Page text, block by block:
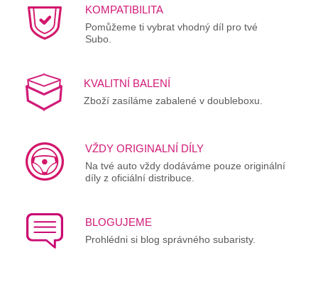
KOMPATIBILITA
Pomůžeme ti vybrat vhodný díl pro tvé
Subo.
KVALITNÍ BALENÍ
Zboží zasíláme zabalené v doubleboxu.
VŽDY ORIGINALNÍ DÍLY
Na tvé auto vždy dodáváme pouze originální
díly z oficiální distribuce.
BLOGUJEME
Prohlédni si blog správného subaristy.